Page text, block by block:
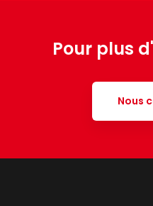
Pour plus
Nous